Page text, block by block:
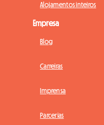
Alojamentos inteiros
Empresa
Blog
Carreiras
Imprensa
Parcerias